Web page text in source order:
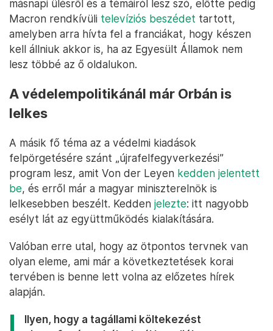
másnapi ülésről és a témáiról lesz szó, előtte pedig
Macron rendkívüli televíziós beszédet tartott,
amelyben arra hívta fel a franciákat, hogy készen
kell állniuk akkor is, ha az Egyesült Államok nem
lesz többé az ő oldalukon.
A védelempolitikánál már Orbán is
lelkes
A másik fő téma az a védelmi kiadások
felpörgetésére szánt „újrafelfegyverkezési”
program lesz, amit Von der Leyen kedden jelentett
be, és erről már a magyar miniszterelnök is
lelkesebben beszélt. Kedden jelezte: itt nagyobb
esélyt lát az együttműködés kialakítására.
Valóban erre utal, hogy az ötpontos tervnek van
olyan eleme, ami már a következtetések korai
tervében is benne lett volna az előzetes hírek
alapján.
Ilyen, hogy a tagállami költekezést